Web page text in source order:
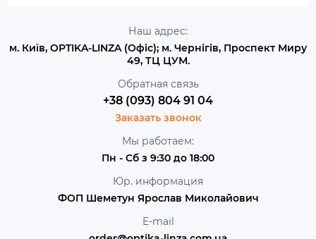
Наш адрес:
м. Київ, OPTIKA-LINZA (Офіс); м. Чернігів, Проспект Миру
49, ТЦ ЦУМ.
Обратная связь
+38 (093) 804 91 04
Заказать звонок
Мы работаем:
Пн - Сб з 9:30 до 18:00
Юр. информация
ФОП Шеметун Ярослав Миколайович
E-mail